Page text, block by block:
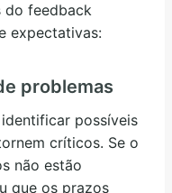
do feedback
expectativas:
problemas
possíveis
críticos. Se o
não estão
que os prazos